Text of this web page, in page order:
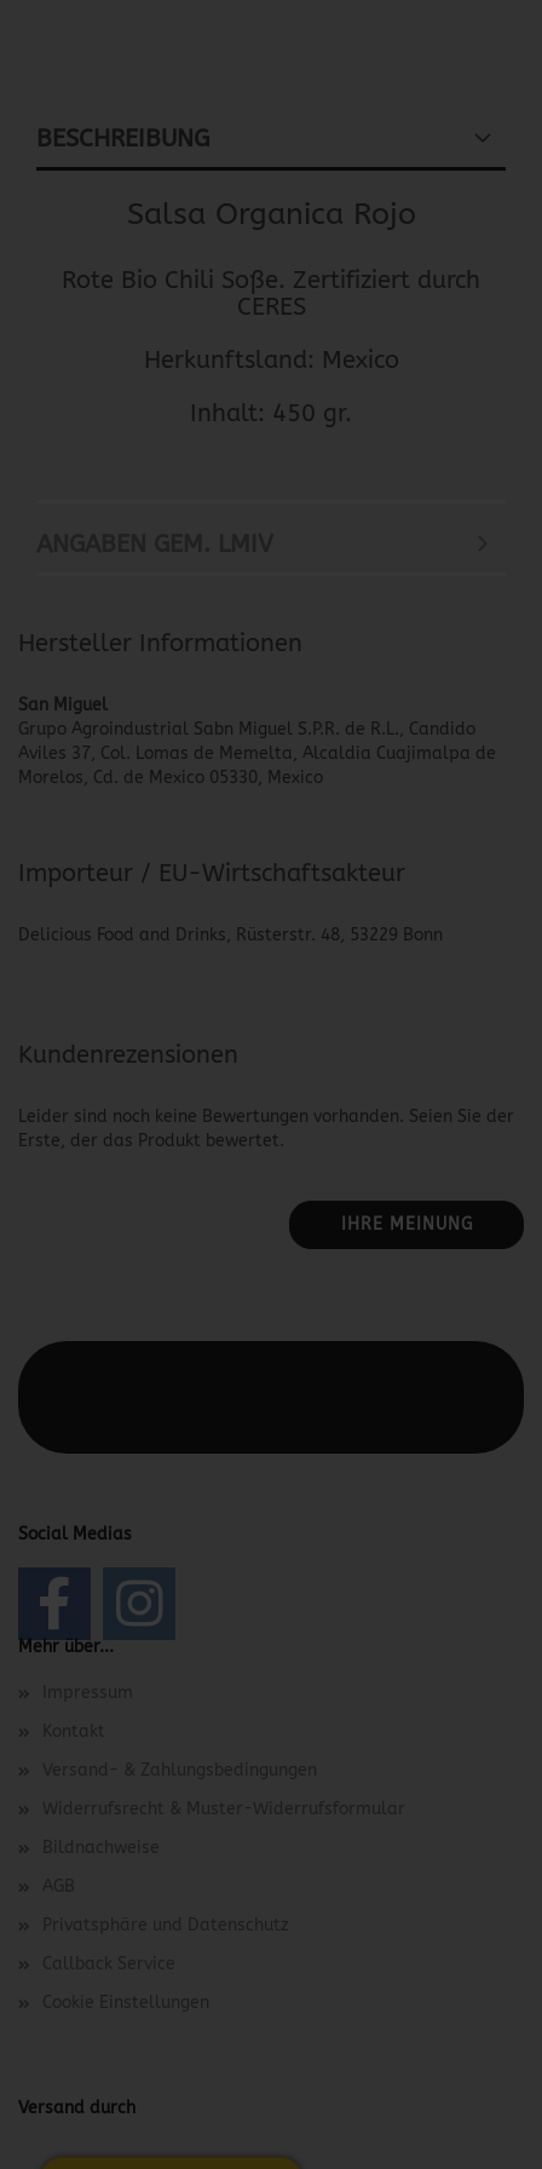
BESCHREIBUNG
Salsa Organica Rojo
Rote Bio Chili Soße. Zertifiziert durch
CERES
Herkunftsland: Mexico
Inhalt: 450 gr.
Hersteller Informationen
San Miguel
Grupo Agroindustrial Sabn Miguel S.P.R. de R.L., Candido
Aviles 37, Col. Lomas de Memelta, Alcaldia Cuajimalpa de
Morelos, Cd. de Mexico 05330, Mexico
Importeur / EU-Wirtschaftsakteur
Delicious Food and Drinks, Rüsterstr. 48, 53229 Bonn
Kundenrezensionen
Leider sind noch keine Bewertungen vorhanden. Seien Sie der
Erste, der das Produkt bewertet.
IHRE MEINUNG
Social Medias
Mehr über...
Impressum
Kontakt
Versand- & Zahlungsbedingungen
Widerrufsrecht & Muster-Widerrufsformular
Bildnachweise
AGB
Privatsphäre und Datenschutz
Callback Service
Cookie Einstellungen
Versand durch